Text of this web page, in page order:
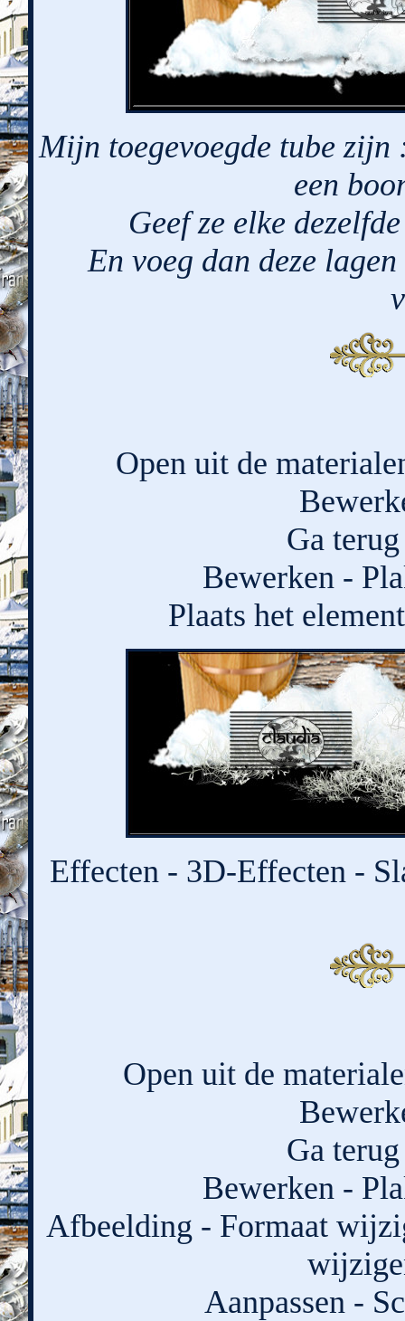
Mijn toegevoegde tube zijn
een
Geef ze elke
En voeg dan deze
Open uit de
Ga
Bewerken -
Plaats het
Effecten - 3D-Effecten -
Open uit de
Ga
Bewerken -
Afbeelding - Formaat
Aanpassen -